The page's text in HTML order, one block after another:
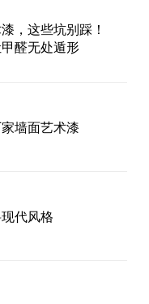
，这些坑别踩！
醛无处遁形
墙面艺术漆
代风格